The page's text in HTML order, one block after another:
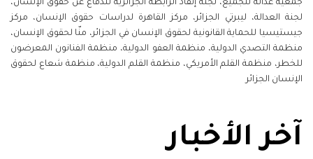
جمعية عدالة للجميع، لجنة إنقاذ الرابطة الجزائرية للدفاع عن حقوق الإنسان،
لجنة العدالة، ليبرتي الجزائر، مركز القاهرة لدراسات حقوق الإنسان، مركز
جيستيسيا للحماية القانونية لحقوق الإنسان في الجزائر، منّا لحقوق الإنسان،
منظمة التصدي الدولية، منظمة العفو الدولية، منظمة الفنانون المعرضون
للخطر، منظمة القلم الأمريكي، منظمة القلم الدولية، منظمة شعاع لحقوق
الإنسان الجزائر
آخر الأخبار